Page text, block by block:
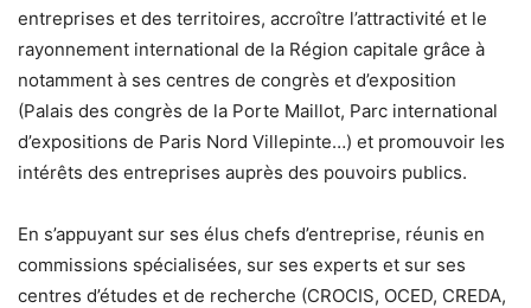
entreprises et des territoires, accroître l’attractivité et le
rayonnement international de la Région capitale grâce à
notamment à ses centres de congrès et d’exposition
(Palais des congrès de la Porte Maillot, Parc international
d’expositions de Paris Nord Villepinte…) et promouvoir les
intérêts des entreprises auprès des pouvoirs publics.
En s’appuyant sur ses élus chefs d’entreprise, réunis en
commissions spécialisées, sur ses experts et sur ses
centres d’études et de recherche (CROCIS, OCED, CREDA,